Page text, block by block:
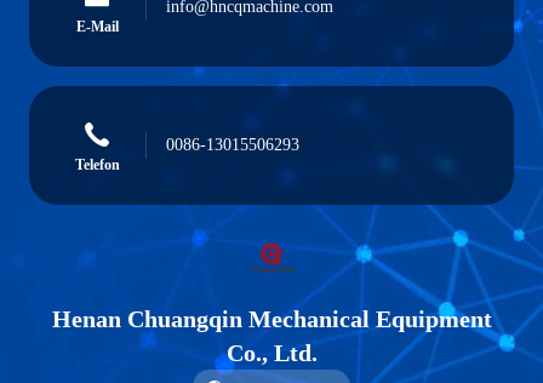
E-Mail
info@hncqmachine.com
Telefon
0086-13015506293
Henan Chuangqin Mechanical Equipment
Co., Ltd.